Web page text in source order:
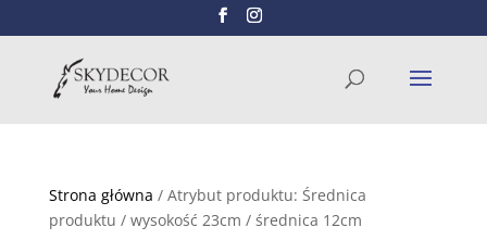
Strona główna / Atrybut produktu: Średnica
produktu / wysokość 23cm / średnica 12cm